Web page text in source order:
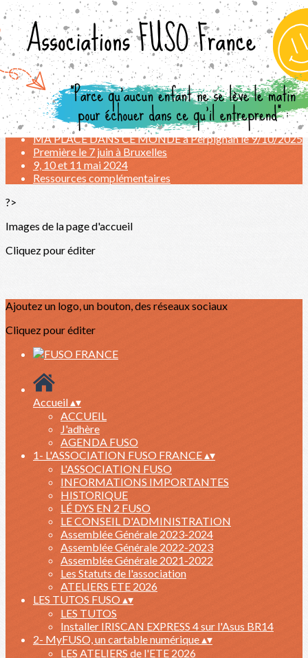
Exporter les lignes sélectionnées
Exporter toutes les colonnes
Exporter uniquement les colonnes affichées
Menu
<
>
Ma Place Dans ce Monde II : une nouvelle aventure
Le tour de France de MA PLACE DANS CE MONDE
MA PLACE DANS CE MONDE à Perpignan le 9/10/2025
Première le 7 juin à Bruxelles
9, 10 et 11 mai 2024
Ressources complémentaires
?>
Images de la page d'accueil
Cliquez pour éditer
Ajoutez un logo, un bouton, des réseaux sociaux
Cliquez pour éditer
Accueil▴▾
ACCUEIL
J'adhère
AGENDA FUSO
1- L'ASSOCIATION FUSO FRANCE▴▾
L'ASSOCIATION FUSO
INFORMATIONS IMPORTANTES
HISTORIQUE
LÉ DYS EN 2 FUSO
LE CONSEIL D'ADMINISTRATION
Assemblée Générale 2023-2024
Assemblée Générale 2022-2023
Assemblée Générale 2021-2022
Les Statuts de l'association
ATELIERS ETE 2026
LES TUTOS FUSO ▴▾
LES TUTOS
Installer IRISCAN EXPRESS 4 sur l'Asus BR14
2- MyFUSO, un cartable numérique▴▾
LES ATELIERS de l'ETE 2026